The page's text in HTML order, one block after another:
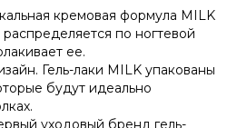
кремовая формула MILK
по ногтевой
ее.
Гель-лаки MILK упакованы
будут идеально
уходовый бренд гель-